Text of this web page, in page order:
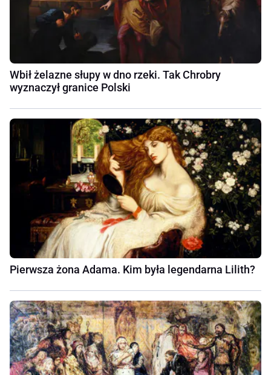
Wbił żelazne słupy w dno rzeki. Tak Chrobry
wyznaczył granice Polski
Pierwsza żona Adama. Kim była legendarna Lilith?